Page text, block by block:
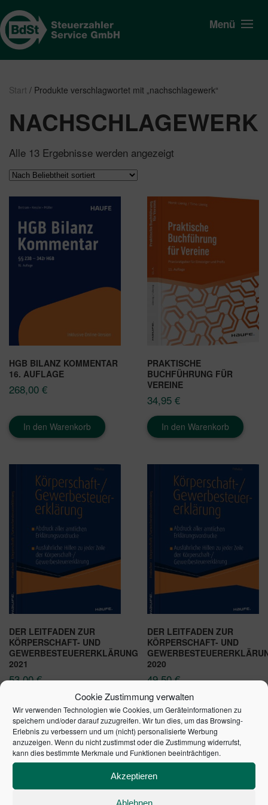
Cookie Zustimmung verwalten
Wir verwenden Technologien wie Cookies, um Geräteinformationen zu
speichern und/oder darauf zuzugreifen. Wir tun dies, um das Browsing-
Erlebnis zu verbessern und um (nicht) personalisierte Werbung
anzuzeigen. Wenn du nicht zustimmst oder die Zustimmung widerrufst,
kann dies bestimmte Merkmale und Funktionen beeinträchtigen.
Akzeptieren
Ablehnen
Menü
Start / Produkte verschlagwortet mit „nachschlagewerk“
NACHSCHLAGEWERK
Alle 13 Ergebnisse werden angezeigt
HGB BILANZ KOMMENTAR
16. AUFLAGE
268,00 €
In den Warenkorb
PRAKTISCHE
BUCHFÜHRUNG FÜR
VEREINE
34,95 €
In den Warenkorb
DER LEITFADEN ZUR
KÖRPERSCHAFT- UND
GEWERBESTEUERERKLÄRUNG
2021
53,00€
In den Warenkorb
DER LEITFADEN ZUR
KÖRPERSCHAFT- UND
2020
49,50€
In den Warenkorb
SCHULDENUHR DES